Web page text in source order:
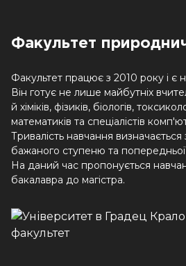
Факультет
Факультет працює з 2010 року і
Він готує не лише майбутніх
й хіміків, фізиків, біологів,
математиків та спеціалістів
Тривалість навчання
бажаного ступеню та попередньої
На даний час пропонується
бакалавра до магістра.